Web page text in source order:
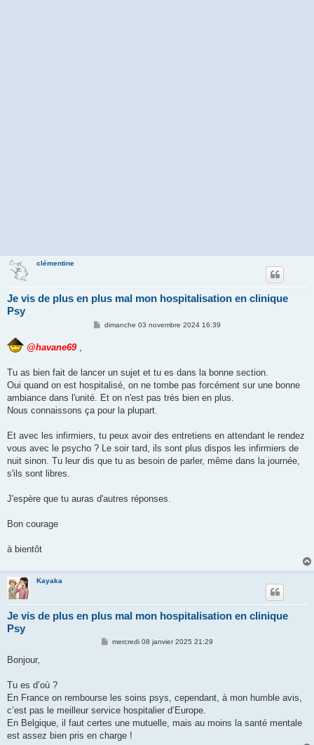
clémentine
Je vis de plus en plus mal mon hospitalisation en clinique
Psy
M
e
dimanche 03 novembre 2024 16:39
@havane69,
Tu as bien fait de lancer un sujet et tu es dans la bonne section.
Oui quand on est hospitalisé, on ne tombe pas forcément sur une bonne
ambiance dans l'unité. Et on n'est pas très bien en plus.
Nous connaissons ça pour la plupart.
Et avec les infirmiers, tu peux avoir des entretiens en attendant le rendez
vous avec le psycho ? Le soir tard, ils sont plus dispos les infirmiers de
nuit sinon. Tu leur dis que tu as besoin de parler, même dans la journée,
s'ils sont libres.
J'espère que tu auras d'autres réponses.
Bon courage
à bientôt
Kayaka
Je vis de plus en plus mal mon hospitalisation en clinique
Psy
Mmercredi 08 janvier 2025 21:29
Bonjour,
Tu es d’où ?
En France on rembourse les soins psys, cependant, à mon humble avis,
c’est pas le meilleur service hospitalier d’Europe.
En Belgique, il faut certes une mutuelle, mais au moins la santé mentale
est assez bien pris en charge !